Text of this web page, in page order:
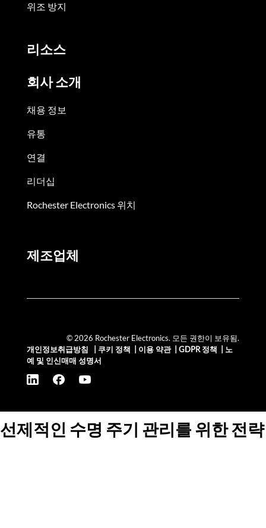
위조 방지
리소스
회사 소개
채용 정보
유통
연결
리더십
Rochester Electronics 위치
제조업체
© 2026 Rochester Electronics. 모든 권한이 보유됨.
개인정보취급방침
쿠키 정책 이용 약관| GDPR 정책
노
예 및 인신매매 성명서
선제적인 수명 주기 관리를 위한 전략